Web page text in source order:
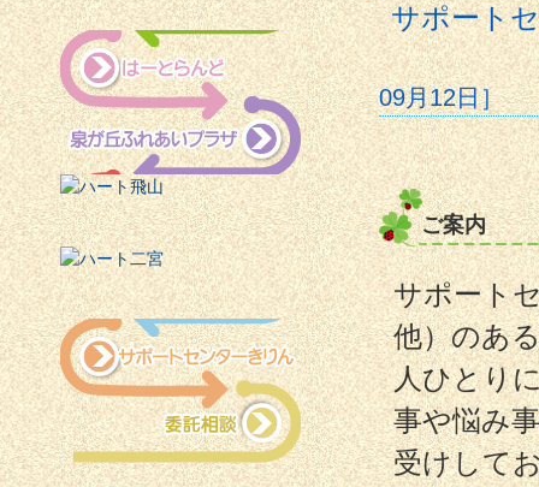
サポート
09月12日］
ご案内
サポート
他）のあ
人ひとり
事や悩み
受けして